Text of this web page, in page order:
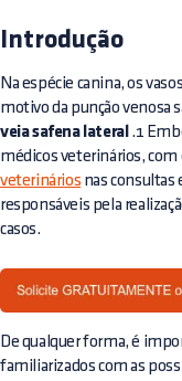
Introdução
Na espécie canina, os
motivo da punção venosa
veia safena lateral .1
médicos veterinários, com
veterinários nas consultas
responsáveis pela
casos.
De qualquer forma, é
familiarizados com as